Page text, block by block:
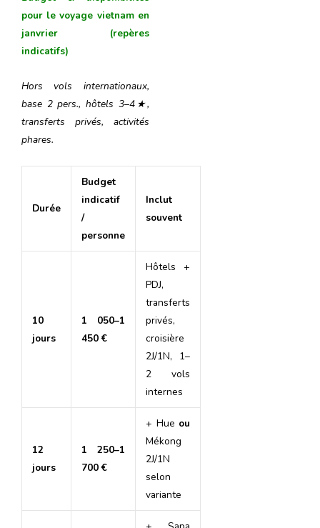
pour le voyage vietnam en
janvrier (repères
indicatifs)
Hors vols internationaux,
base 2 pers., hôtels 3–4★,
transferts privés, activités
phares.
Durée
Budget
indicatif
/
personne
Inclut
souvent
10
jours
1 050–1
450 €
Hôtels +
PDJ,
transferts
privés,
croisière
2J/1N, 1–
2 vols
internes
12
jours
1 250–1
700 €
+ Hue ou
Mékong
2J/1N
selon
variante